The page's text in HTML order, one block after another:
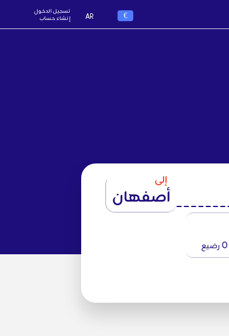
€
AR
تسجيل الدخول
إنشاء حساب
إلى
أصفهان